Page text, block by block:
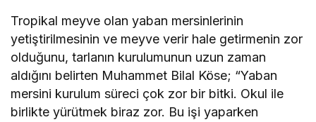
Tropikal meyve olan yaban mersinlerinin
yetiştirilmesinin ve meyve verir hale getirmenin zor
olduğunu, tarlanın kurulumunun uzun zaman
aldığını belirten Muhammet Bilal Köse; “Yaban
mersini kurulum süreci çok zor bir bitki. Okul ile
birlikte yürütmek biraz zor. Bu işi yaparken